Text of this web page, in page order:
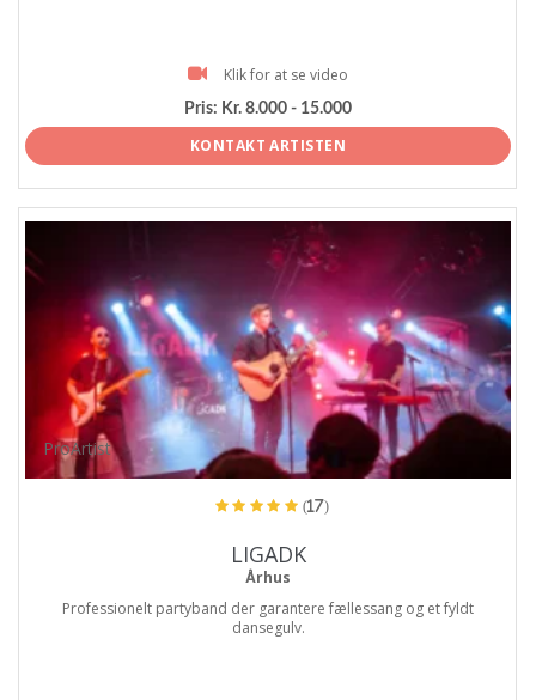
Klik for at se video
Pris: Kr. 8.000 - 15.000
KONTAKT ARTISTEN
ProArtist
(17)
LIGADK
Århus
Professionelt partyband der garantere fællessang og et fyldt
dansegulv.